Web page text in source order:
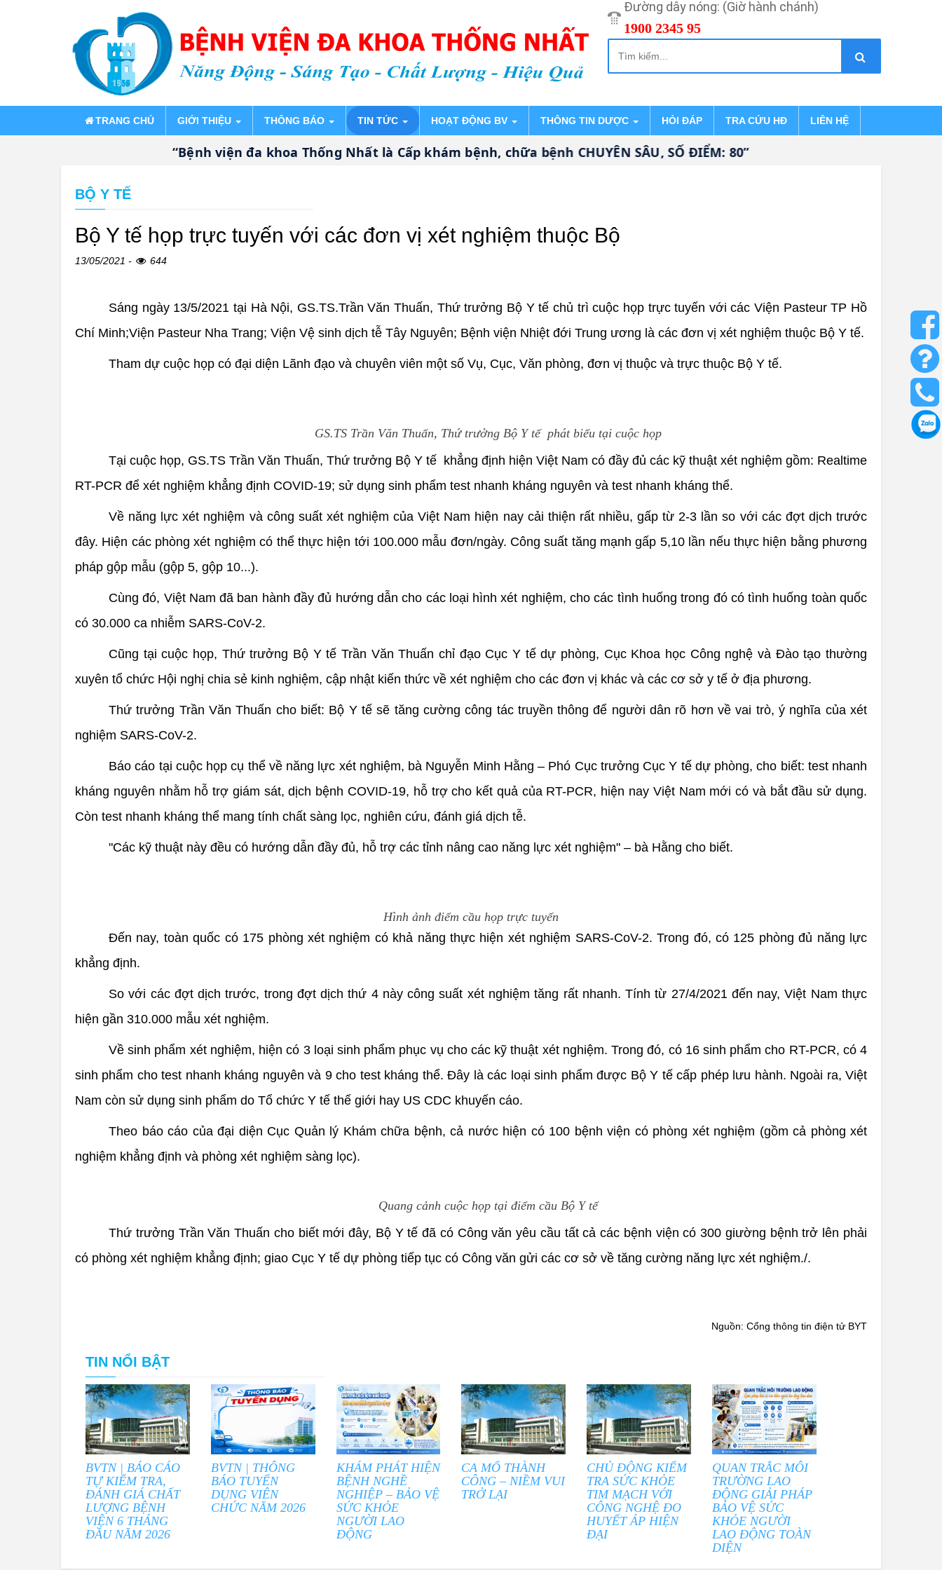
Đường dây nóng: (Giờ hành chánh)
1900 2345 95
TRANG CHỦ GIỚI THIỆU THÔNG BÁO TIN TỨC HOẠT ĐỘNG BV THÔNG TIN DƯỢC HỎI ĐÁP TRA CỨU HĐ LIÊN HỆ
“Bệnh viện đa khoa Thống Nhất là Cấp khám bệnh, chữa bệnh CHUYÊN SÂU, SỐ ĐIỂM: 80”
BỘ Y TẾ
Bộ Y tế họp trực tuyến với các đơn vị xét nghiệm thuộc Bộ
13/05/2021 - 644
Sáng ngày 13/5/2021 tại Hà Nội, GS.TS.Trần Văn Thuấn, Thứ trưởng Bộ Y tế chủ trì cuộc họp trực tuyến với các Viện Pasteur TP Hồ
Chí Minh;Viện Pasteur Nha Trang; Viện Vệ sinh dịch tễ Tây Nguyên; Bệnh viện Nhiệt đới Trung ương là các đơn vị xét nghiệm thuộc Bộ Y tế.
Tham dự cuộc họp có đại diện Lãnh đạo và chuyên viên một số Vụ, Cục, Văn phòng, đơn vị thuộc và trực thuộc Bộ Y tế.
GS.TS Trần Văn Thuấn, Thứ trưởng Bộ Y tế phát biểu tại cuộc họp
Tại cuộc họp, GS.TS Trần Văn Thuấn, Thứ trưởng Bộ Y tế khẳng định hiện Việt Nam có đầy đủ các kỹ thuật xét nghiệm gồm: Realtime
RT-PCR để xét nghiệm khẳng định COVID-19; sử dụng sinh phẩm test nhanh kháng nguyên và test nhanh kháng thể.
Về năng lực xét nghiệm và công suất xét nghiệm của Việt Nam hiện nay cải thiện rất nhiều, gấp từ 2-3 lần so với các đợt dịch trước
đây. Hiện các phòng xét nghiệm có thể thực hiện tới 100.000 mẫu đơn/ngày. Công suất tăng mạnh gấp 5,10 lần nếu thực hiện bằng phương
pháp gộp mẫu (gộp 5, gộp 10...).
Cùng đó, Việt Nam đã ban hành đầy đủ hướng dẫn cho các loại hình xét nghiệm, cho các tình huống trong đó có tình huống toàn quốc
có 30.000 ca nhiễm SARS-CoV-2.
Cũng tại cuộc họp, Thứ trưởng Bộ Y tế Trần Văn Thuấn chỉ đạo Cục Y tế dự phòng, Cục Khoa học Công nghệ và Đào tạo thường
xuyên tổ chức Hội nghị chia sẻ kinh nghiệm, cập nhật kiến thức về xét nghiệm cho các đơn vị khác và các cơ sở y tế ở địa phương.
Thứ trưởng Trần Văn Thuấn cho biết: Bộ Y tế sẽ tăng cường công tác truyền thông để người dân rõ hơn về vai trò, ý nghĩa của xét
nghiệm SARS-CoV-2.
Báo cáo tại cuộc họp cụ thể về năng lực xét nghiệm, bà Nguyễn Minh Hằng – Phó Cục trưởng Cục Y tế dự phòng, cho biết: test nhanh
kháng nguyên nhằm hỗ trợ giám sát, dịch bệnh COVID-19, hỗ trợ cho kết quả của RT-PCR, hiện nay Việt Nam mới có và bắt đầu sử dụng.
Còn test nhanh kháng thể mang tính chất sàng lọc, nghiên cứu, đánh giá dịch tễ.
"Các kỹ thuật này đều có hướng dẫn đầy đủ, hỗ trợ các tỉnh nâng cao năng lực xét nghiệm" – bà Hằng cho biết.
Hình ảnh điểm cầu họp trực tuyến
Đến nay, toàn quốc có 175 phòng xét nghiệm có khả năng thực hiện xét nghiệm SARS-CoV-2. Trong đó, có 125 phòng đủ năng lực
khẳng định.
So với các đợt dịch trước, trong đợt dịch thứ 4 này công suất xét nghiệm tăng rất nhanh. Tính từ 27/4/2021 đến nay, Việt Nam thực
hiện gần 310.000 mẫu xét nghiệm.
Về sinh phẩm xét nghiệm, hiện có 3 loại sinh phẩm phục vụ cho các kỹ thuật xét nghiệm. Trong đó, có 16 sinh phẩm cho RT-PCR, có 4
sinh phẩm cho test nhanh kháng nguyên và 9 cho test kháng thể. Đây là các loại sinh phẩm được Bộ Y tế cấp phép lưu hành. Ngoài ra, Việt
Nam còn sử dụng sinh phẩm do Tổ chức Y tế thế giới hay US CDC khuyến cáo.
Theo báo cáo của đại diện Cục Quản lý Khám chữa bệnh, cả nước hiện có 100 bệnh viện có phòng xét nghiệm (gồm cả phòng xét
nghiệm khẳng định và phòng xét nghiệm sàng lọc).
Quang cảnh cuộc họp tại điểm cầu Bộ Y tế
Thứ trưởng Trần Văn Thuấn cho biết mới đây, Bộ Y tế đã có Công văn yêu cầu tất cả các bệnh viện có 300 giường bệnh trở lên phải
có phòng xét nghiệm khẳng định; giao Cục Y tế dự phòng tiếp tục có Công văn gửi các cơ sở về tăng cường năng lực xét nghiệm./.
Nguồn: Cổng thông tin điện tử BYT
TIN NỔI BẬT
BVTN | BÁO CÁO
TỰ KIỂM TRA,
ĐÁNH GIÁ CHẤT
LƯỢNG BỆNH
VIỆN 6 THÁNG
ĐẦU NĂM 2026
BVTN | THÔNG
BÁO TUYỂN
DỤNG VIÊN
CHỨC NĂM 2026
KHÁM PHÁT HIỆN
BỆNH NGHỀ
NGHIỆP – BẢO VỆ
SỨC KHỎE
NGƯỜI LAO
ĐỘNG
CA MỔ THÀNH
CÔNG – NIỀM VUI
TRỞ LẠI
CHỦ ĐỘNG KIỂM
TRA SỨC KHỎE
TIM MẠCH VỚI
CÔNG NGHỆ ĐO
HUYẾT ÁP HIỆN
ĐẠI
QUAN TRẮC MÔI
TRƯỜNG LAO
ĐỘNG GIẢI PHÁP
BẢO VỆ SỨC
KHỎE NGƯỜI
LAO ĐỘNG TOÀN
DIỆN